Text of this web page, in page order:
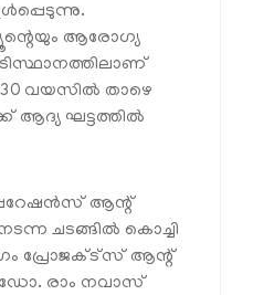
ആരോഗ്യ
വയസിൽ താഴെ
ആദ്യ ഘട്ടത്തിൽ
ആന്റ്
ചടങ്ങിൽ കൊച്ചി
പ്രോജക്ട്സ് ആന്റ്
രാം നവാസ്